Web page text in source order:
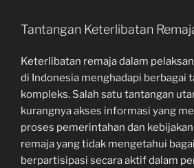
Tantangan Keterlibatan
Keterlibatan remaja dalam
di Indonesia menghadapi berbagai
kompleks. Salah satu tantangan
kurangnya akses informasi yang
proses pemerintahan dan
remaja yang tidak mengetahui
berpartisipasi secara aktif dalam